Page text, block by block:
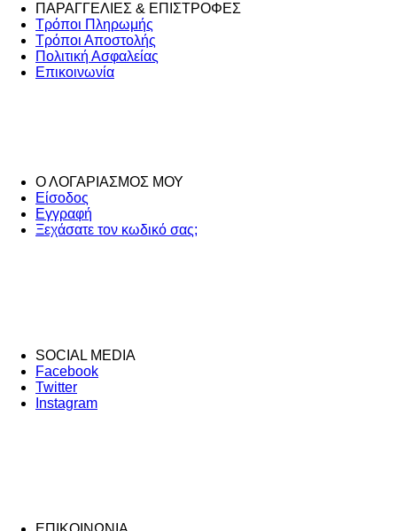
ΠΑΡΑΓΓΕΛΙΕΣ & ΕΠΙΣΤΡΟΦΕΣ
Τρόποι Πληρωμής
Τρόποι Αποστολής
Πολιτική Ασφαλείας
Επικοινωνία
Ο ΛΟΓΑΡΙΑΣΜΟΣ ΜΟΥ
Είσοδος
Εγγραφή
Ξεχάσατε τον κωδικό σας;
SOCIAL MEDIA
Facebook
Twitter
Instagram